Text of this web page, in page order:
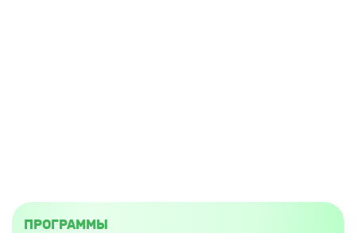
ПРОГРАММЫ